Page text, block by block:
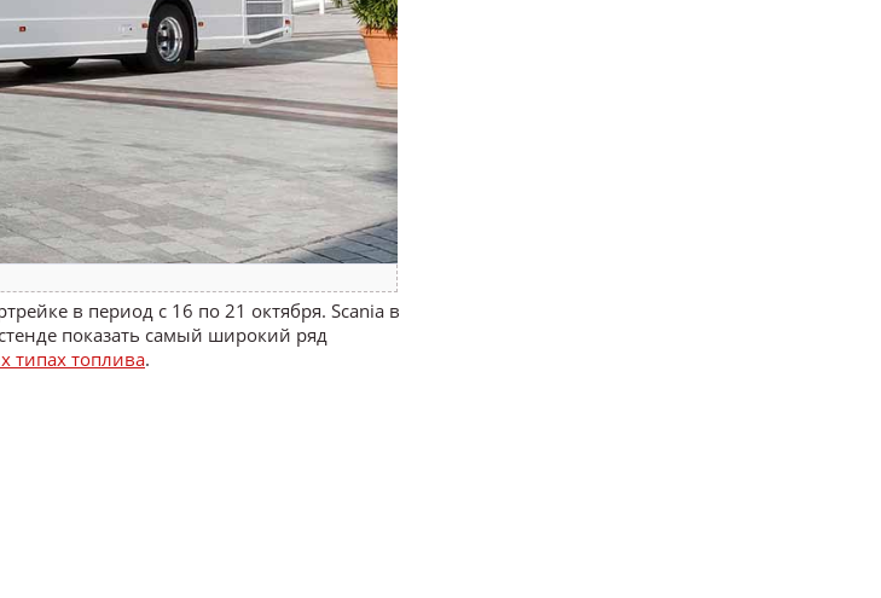
в период с 16 по 21 октября. Scania в
показать самый широкий ряд
типах топлива.